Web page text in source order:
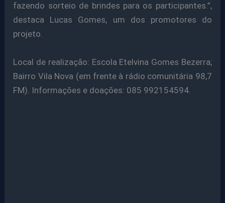
fazendo sorteio de brindes para os participantes.”,
destaca Lucas Gomes, um dos promotores do
projeto.
Local de realização: Escola Etelvina Gomes Bezerra;
Bairro Vila Nova (em frente à rádio comunitária 98,7
FM). Informações e doações: 085 992154594.